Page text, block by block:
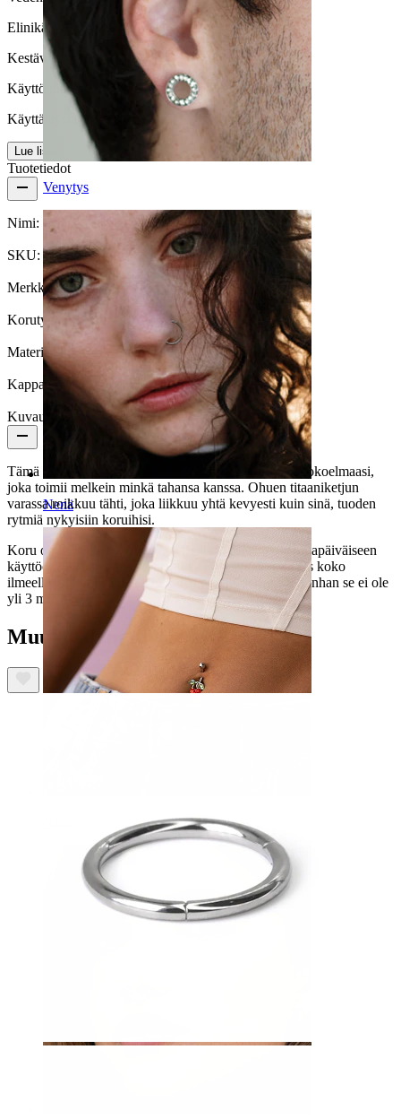
Venytys
Nenä
Elinikä
Kestävä
Käyttömukavuus
Käyttäjäystävällinen
Lue lisää
Tuotetiedot
Nimi:
SKU:Charm-09
Merkki:Bodymod Trend
Korutyyppi:
Materiaali: Titaani
Kappalemäärä:
Kuvaus
Tämä riipus tähdellä on hienovarainen ylennys korukokoelmaasi,
joka toimii melkein minkä tahansa kanssa. Ohuen titaaniketjun
varassa roikkuu tähti, joka liikkuu yhtä kevyesti kuin sinä, tuoden
rytmiä nykyisiin koruihisi.
Koru on hypoallergeeninen, vedenkestävä ja tehty jokapäiväiseen
käyttöön. Pieni yksityiskohta, joka on viimeinen silaus koko
ilmeellesi. Voit liu'uttaa lenkin lempirengaskoruusi, kunhan se ei ole
yli 3 mm paksu.
Muut ostivat myös